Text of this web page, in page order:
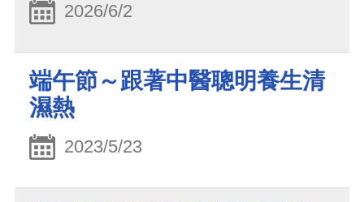
2026/6/2
端午節～跟著中醫聰明養生清
濕熱
2023/5/23